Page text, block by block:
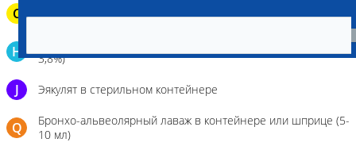
C Паренхиматозные органы в герметичном пакете
H
3,8%)
J Эякулят в стерильном контейнере
Q
Бронхо-альвеолярный лаваж в контейнере или шприце (5-
10 мл)